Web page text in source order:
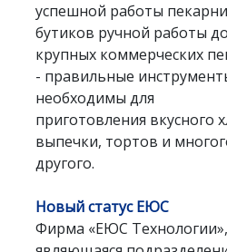
успешной работы
бутиков ручной работы до
крупных коммерческих
- правильные
необходимы для
приготовления вкусного
выпечки, тортов и
другого.
Новый статус ЕЮС
Фирма «ЕЮС Технологии»,